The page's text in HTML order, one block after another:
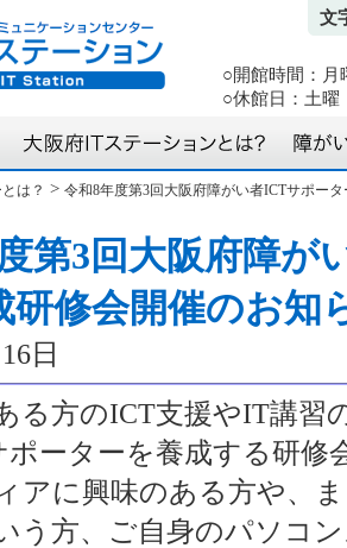
文
○開館時間：月曜
○休館日：土曜・
は？ > 令和8年度第3回大阪府障がい者ICTサポー
第3回大阪府障が
研修会開催のお知
日
る方のICT支援やIT講習
ポーターを養成する研修
アに興味のある方や、
う方、ご自身のパソコ